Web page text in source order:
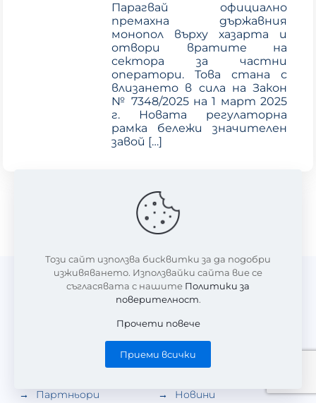
Парагвай официално
премахна държавния
монопол върху хазарта и
отвори вратите на
сектора за частни
оператори. Това стана с
влизането в сила на Закон
№ 7348/2025 на 1 март 2025
г. Новата регулаторна
рамка бележи значителен
завой […]
Инициативи
Партньори Новини
Този сайт използва бисквитки за да подобри
изживяването. Използвайки сайта вие се
съгласявата с нашите Политики за
поверителност.
Прочети повече
Приеми всички